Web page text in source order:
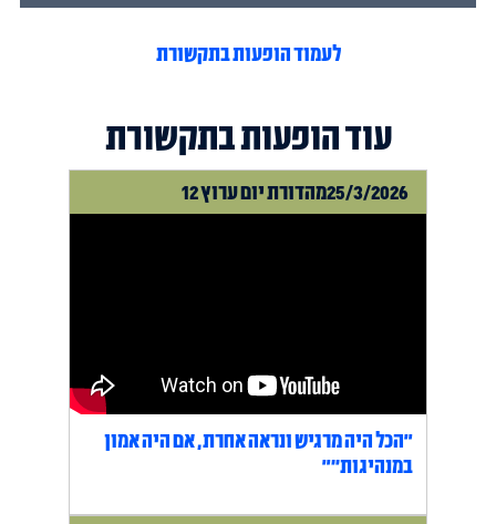
לעמוד הופעות בתקשורת
עוד הופעות בתקשורת
25/3/2026מהדורת יום ערוץ 12
"הכל היה מרגיש ונראה אחרת, אם היה אמון
במנהיגות״"